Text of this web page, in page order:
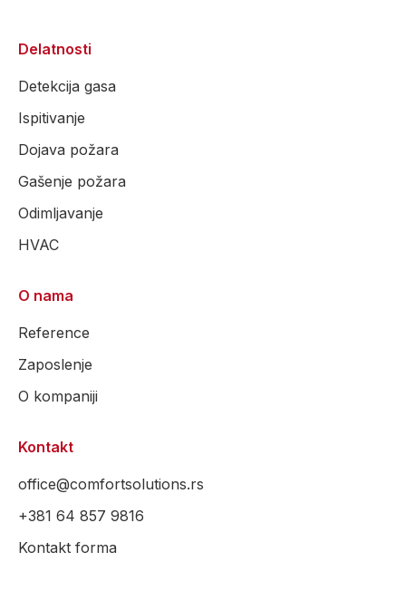
Delatnosti
Detekcija gasa
Ispitivanje
Dojava požara
Gašenje požara
Odimljavanje
HVAC
O nama
Reference
Zaposlenje
O kompaniji
Kontakt
office@comfortsolutions.rs
+381 64 857 9816
Kontakt forma